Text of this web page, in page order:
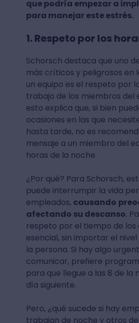
que podría empezar a
para manejar este estrés.
1. Respeto por los
Schorsch destaca que uno
más críticos y peligrosos en
un equipo es el respeto por
trabajo de los miembros del
esto explica que, si bien
ocasiones en las que
hasta tarde, no es
mensaje a un miembro del
horas de la noche.
¿Por qué? Para Schorsch,
puede interrumpir la vida
empleados, causando
afectando su descanso.
respeto por el tiempo de los
esencial, sin importar el
la persona. Si hay algo
comunicar, prefiere
para que llegue a las 8 de la
día siguiente.
Pero, ¿qué sucede si hay
trabajan de noche y otros